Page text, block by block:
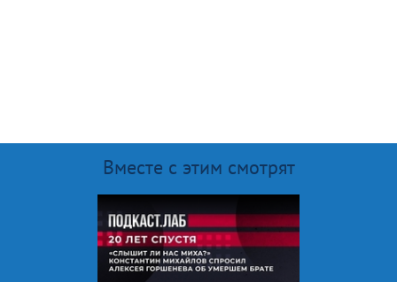
Вместе с этим смотрят